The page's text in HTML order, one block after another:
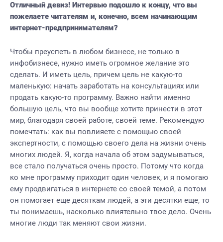
Отличный девиз! Интервью подошло к концу, что вы
пожелаете читателям и, конечно, всем начинающим
интернет-предпринимателям?
Чтобы преуспеть в любом бизнесе, не только в
инфобизнесе, нужно иметь огромное желание это
сделать. И иметь цель, причем цель не какую-то
маленькую: начать заработать на консультациях или
продать какую-то программу. Важно найти именно
большую цель, что вы вообще хотите принести в этот
мир, благодаря своей работе, своей теме. Рекомендую
помечтать: как вы повлияете с помощью своей
экспертности, с помощью своего дела на жизни очень
многих людей. Я, когда начала об этом задумываться,
все стало получаться очень просто. Потому что когда
ко мне программу приходит один человек, и я помогаю
ему продвигаться в интернете со своей темой, а потом
он помогает еще десяткам людей, а эти десятки еще, то
ты понимаешь, насколько влиятельно твое дело. Очень
многие люди так меняют свои жизни.